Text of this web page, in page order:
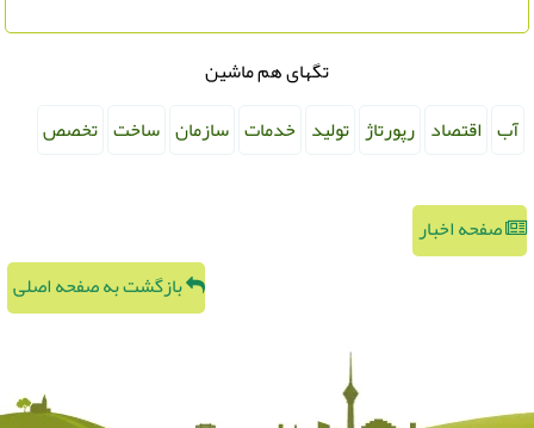
تگهای هم ماشین
آب
اقتصاد رپورتاژ تولید خدمات سازمان ساخت تخصص
صفحه اخبار
بازگشت به صفحه اصلی